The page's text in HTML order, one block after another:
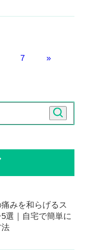
7 »
みを和らげるス
5選｜自宅で簡単に